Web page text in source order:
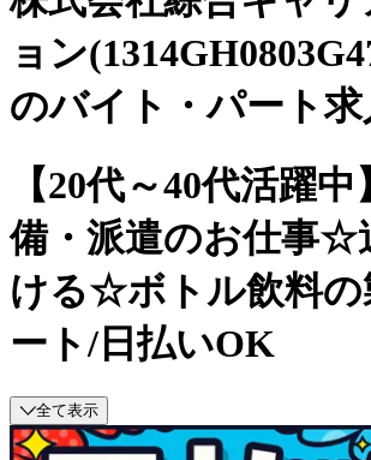
ョン
のバイト・パート求
【20代～40代活躍
備・派遣のお仕事☆
ける☆ボトル飲料の
ート/日払いOK
全て表示